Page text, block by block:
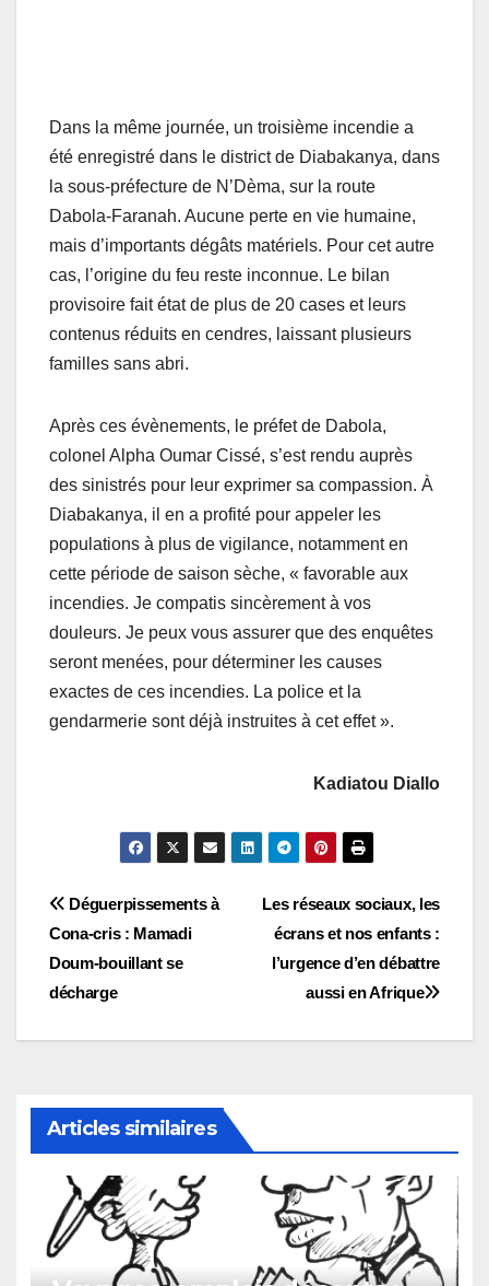
Dans la même journée, un troisième incendie a
été enregistré dans le district de Diabakanya, dans
la sous-préfecture de N’Dèma, sur la route
Dabola-Faranah. Aucune perte en vie humaine,
mais d’importants dégâts matériels. Pour cet autre
cas, l’origine du feu reste inconnue. Le bilan
provisoire fait état de plus de 20 cases et leurs
contenus réduits en cendres, laissant plusieurs
familles sans abri.
Après ces évènements, le préfet de Dabola,
colonel Alpha Oumar Cissé, s’est rendu auprès
des sinistrés pour leur exprimer sa compassion. À
Diabakanya, il en a profité pour appeler les
populations à plus de vigilance, notamment en
cette période de saison sèche, « favorable aux
incendies. Je compatis sincèrement à vos
douleurs. Je peux vous assurer que des enquêtes
seront menées, pour déterminer les causes
exactes de ces incendies. La police et la
gendarmerie sont déjà instruites à cet effet ».
Kadiatou Diallo
Navigation
de
l’article
Les réseaux sociaux, les
écrans et nos enfants :
l’urgence d’en débattre
aussi en Afrique
Déguerpissements à
Cona-cris : Mamadi
Doum-bouillant se
décharge
Articles similaires